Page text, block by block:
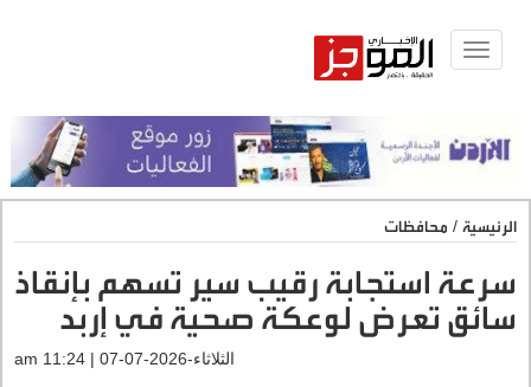
Toggle
الرئيسية / محافظات
سرعة استجابة رقيب سير تسهم بإنقاذ
سائق تعرض لوعكة صحية في إربد
الثلاثاء-2026-07-07 | 11:24 am